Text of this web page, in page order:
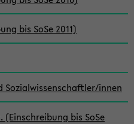
bis SoSe 2011)
innen
bis SoSe